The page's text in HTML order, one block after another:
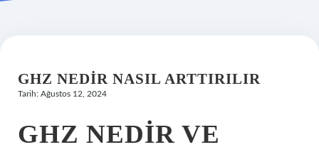
Hakkımızda
GHZ NEDIR NASIL ARTTIRILIR
Tarih: Ağustos 12, 2024
GHZ NEDIR VE